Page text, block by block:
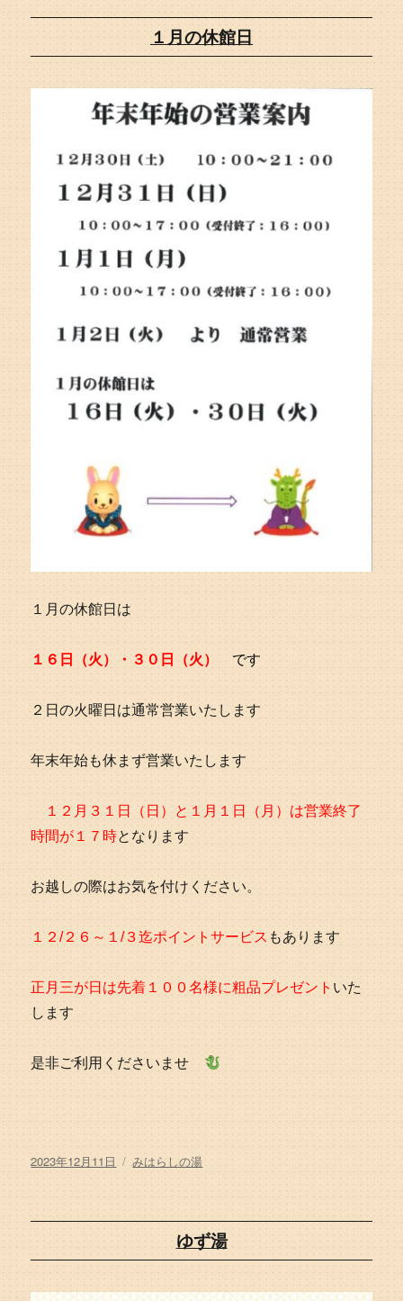
１月の休館日
１月の休館日は
１６日（火）・３０日（火） です
２日の火曜日は通常営業いたします
年末年始も休まず営業いたします
１２月３１日（日）と１月１日（月）は営業終了
時間が１７時となります
お越しの際はお気を付けください。
１２/２６～１/３迄ポイントサービス もあります
正月三が日は先着１００名様に粗品プレゼント いた
します
是非ご利用くださいませ
投
日:
2023年12月11日
カ
ゴ
リ
みはらしの湯
ゆず湯